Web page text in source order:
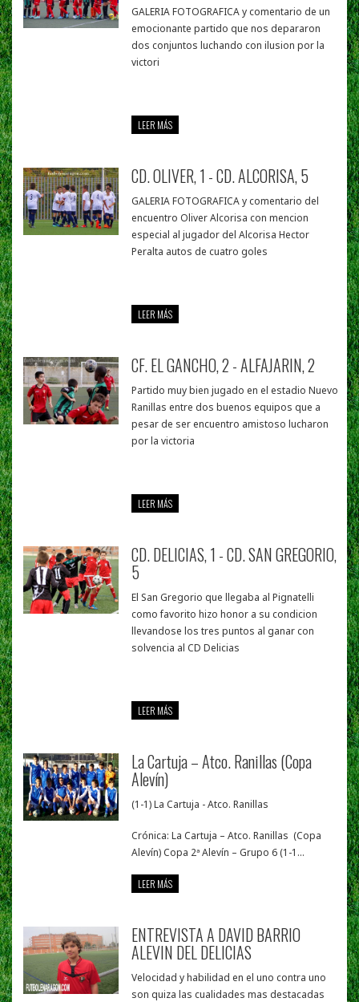
GALERIA FOTOGRAFICA y comentario de un
emocionante partido que nos depararon
dos conjuntos luchando con ilusion por la
victori
LEER MÁS
CD. OLIVER, 1 - CD. ALCORISA, 5
GALERIA FOTOGRAFICA y comentario del
encuentro Oliver Alcorisa con mencion
especial al jugador del Alcorisa Hector
Peralta autos de cuatro goles
LEER MÁS
CF. EL GANCHO, 2 - ALFAJARIN, 2
Partido muy bien jugado en el estadio Nuevo
Ranillas entre dos buenos equipos que a
pesar de ser encuentro amistoso lucharon
por la victoria
LEER MÁS
CD. DELICIAS, 1 - CD. SAN GREGORIO,
5
El San Gregorio que llegaba al Pignatelli
como favorito hizo honor a su condicion
llevandose los tres puntos al ganar con
solvencia al CD Delicias
LEER MÁS
La Cartuja – Atco. Ranillas (Copa
Alevín)
(1-1) La Cartuja - Atco. Ranillas
Crónica: La Cartuja – Atco. Ranillas (Copa
Alevín) Copa 2ª Alevín – Grupo 6 (1-1...
LEER MÁS
ENTREVISTA A DAVID BARRIO
ALEVIN DEL DELICIAS
Velocidad y habilidad en el uno contra uno
son quiza las cualidades mas destacadas